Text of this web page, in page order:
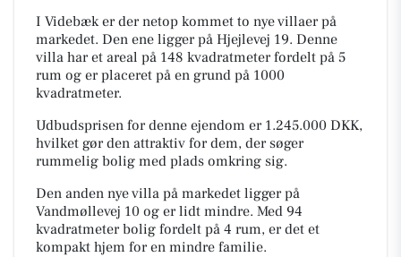
I Videbæk er der netop kommet to nye villaer på
markedet. Den ene ligger på Hjejlevej 19. Denne
villa har et areal på 148 kvadratmeter fordelt på 5
rum og er placeret på en grund på 1000
kvadratmeter.
Udbudsprisen for denne ejendom er 1.245.000 DKK,
hvilket gør den attraktiv for dem, der søger
rummelig bolig med plads omkring sig.
Den anden nye villa på markedet ligger på
Vandmøllevej 10 og er lidt mindre. Med 94
kvadratmeter bolig fordelt på 4 rum, er det et
kompakt hjem for en mindre familie.